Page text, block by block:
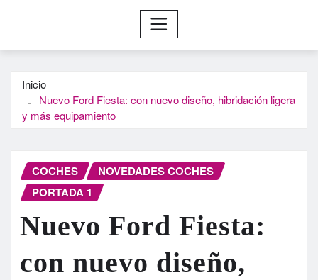
Inicio
Nuevo Ford Fiesta: con nuevo diseño, hibridación ligera
y más equipamiento
COCHES
NOVEDADES COCHES
PORTADA 1
Nuevo Ford Fiesta:
con nuevo diseño,